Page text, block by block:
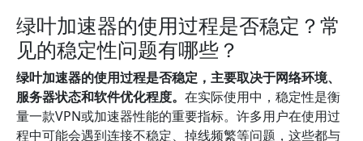
绿叶加速器的使用过程是否稳定？常
见的稳定性问题有哪些？
绿叶加速器的使用过程是否稳定，主要取决于网络环境、
服务器状态和软件优化程度。 在实际使用中，稳定性是衡
量一款VPN或加速器性能的重要指标。许多用户在使用过
程中可能会遇到连接不稳定、掉线频繁等问题，这些都与